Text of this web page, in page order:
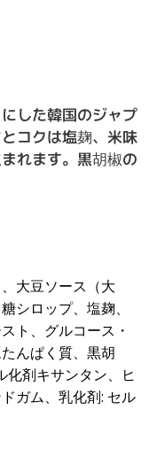
した韓国のジャプ
コクは塩麹、米味
れます。黒胡椒の
大豆ソース（大
シロップ、塩麹、
ト、グルコース・
んぱく質、黒胡
化剤キサンタン、ヒ
ガム、乳化剤: セル